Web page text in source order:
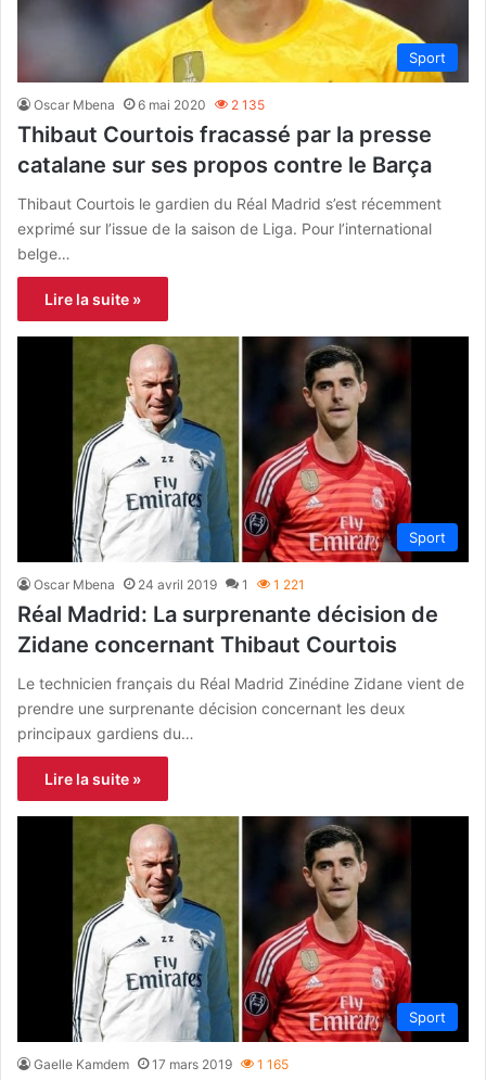
Sport
Oscar Mbena 6 mai 2020 2 135
Thibaut Courtois fracassé par la presse
catalane sur ses propos contre le Barça
Thibaut Courtois le gardien du Réal Madrid s’est récemment
exprimé sur l’issue de la saison de Liga. Pour l’international
belge…
Lire la suite »
Sport
Oscar Mbena 24 avril 2019 1 1 221
Réal Madrid: La surprenante décision de
Zidane concernant Thibaut Courtois
Le technicien français du Réal Madrid Zinédine Zidane vient de
prendre une surprenante décision concernant les deux
principaux gardiens du…
Lire la suite »
Sport
Gaelle Kamdem 17 mars 2019 1 165